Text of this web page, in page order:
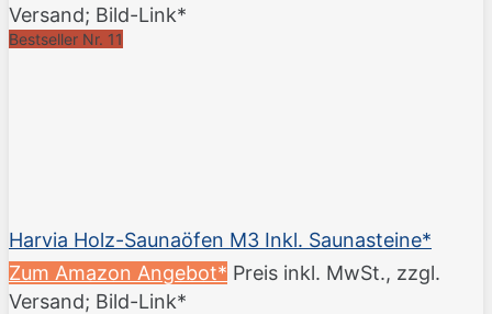
Versand; Bild-Link*
Bestseller Nr. 11
Harvia Holz-Saunaöfen M3 Inkl. Saunasteine*
Zum Amazon Angebot* Preis inkl. MwSt., zzgl.
Versand; Bild-Link*